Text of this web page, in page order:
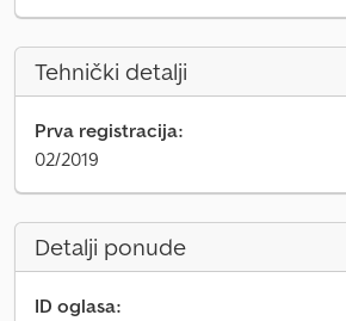
Tehnički detalji
Prva registracija:
02/2019
Detalji ponude
ID oglasa: